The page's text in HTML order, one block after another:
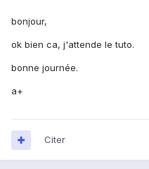
bonjour,
ok bien ca, j'attende le tuto.
bonne journée.
a+
Citer